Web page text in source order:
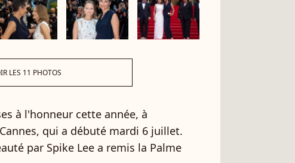
LES 11 PHOTOS
à l'honneur cette année, à
qui a débuté mardi 6 juillet.
par Spike Lee a remis la Palme